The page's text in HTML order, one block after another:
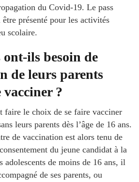
du Covid-19. Le pass
présenté pour les activités
scolaire.
ils besoin de
de leurs parents
?
faire le choix de se faire vacciner
leurs parents dès l’âge de 16 ans.
de vaccination est alors tenu de
du jeune candidat à la
adolescents de moins de 16 ans, il
de ses parents, ou